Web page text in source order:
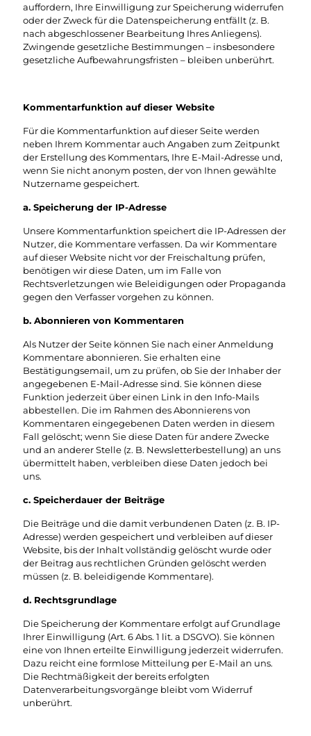
auffordern, Ihre Einwilligung zur Speicherung widerrufen
oder der Zweck für die Datenspeicherung entfällt (z. B.
nach abgeschlossener Bearbeitung Ihres Anliegens).
Zwingende gesetzliche Bestimmungen – insbesondere
gesetzliche Aufbewahrungsfristen – bleiben unberührt.
Kommentar­funktion auf dieser Website
Für die Kommentarfunktion auf dieser Seite werden
neben Ihrem Kommentar auch Angaben zum Zeitpunkt
der Erstellung des Kommentars, Ihre E-Mail-Adresse und,
wenn Sie nicht anonym posten, der von Ihnen gewählte
Nutzername gespeichert.
a. Speicherung der IP-Adresse
Unsere Kommentarfunktion speichert die IP-Adressen der
Nutzer, die Kommentare verfassen. Da wir Kommentare
auf dieser Website nicht vor der Freischaltung prüfen,
benötigen wir diese Daten, um im Falle von
Rechtsverletzungen wie Beleidigungen oder Propaganda
gegen den Verfasser vorgehen zu können.
b. Abonnieren von Kommentaren
Als Nutzer der Seite können Sie nach einer Anmeldung
Kommentare abonnieren. Sie erhalten eine
Bestätigungsemail, um zu prüfen, ob Sie der Inhaber der
angegebenen E-Mail-Adresse sind. Sie können diese
Funktion jederzeit über einen Link in den Info-Mails
abbestellen. Die im Rahmen des Abonnierens von
Kommentaren eingegebenen Daten werden in diesem
Fall gelöscht; wenn Sie diese Daten für andere Zwecke
und an anderer Stelle (z. B. Newsletterbestellung) an uns
übermittelt haben, verbleiben diese Daten jedoch bei
uns.​
c. Speicherdauer der Beiträge
Die Beiträge und die damit verbundenen Daten (z. B. IP-
Adresse) werden gespeichert und verbleiben auf dieser
Website, bis der Inhalt vollständig gelöscht wurde oder
der Beitrag aus rechtlichen Gründen gelöscht werden
müssen (z. B. beleidigende Kommentare).
d. Rechtsgrundlage
Die Speicherung der Kommentare erfolgt auf Grundlage
Ihrer Einwilligung (Art. 6 Abs. 1 lit. a DSGVO). Sie können
eine von Ihnen erteilte Einwilligung jederzeit widerrufen.
Dazu reicht eine formlose Mitteilung per E-Mail an uns.
Die Rechtmäßigkeit der bereits erfolgten
Datenverarbeitungsvorgänge bleibt vom Widerruf
unberührt.